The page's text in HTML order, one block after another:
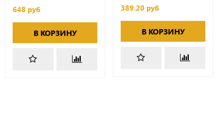
648 руб
В КОРЗИНУ
389.20 руб
В КОРЗИНУ